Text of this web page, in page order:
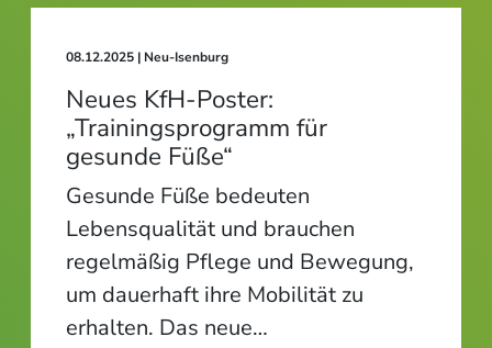
08.12.2025 | Neu-Isenburg
Neues KfH-Poster:
„Trainingsprogramm für
gesunde Füße“
Gesunde Füße bedeuten
Lebensqualität und brauchen
regelmäßig Pflege und Bewegung,
um dauerhaft ihre Mobilität zu
erhalten. Das neue…